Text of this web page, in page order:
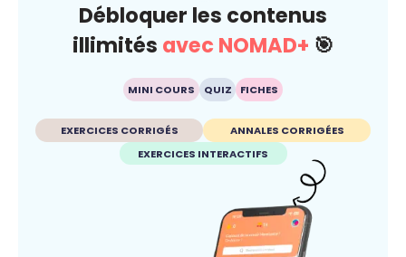
Débloquer les contenus
illimités avec NOMAD+ 🎯
MINI COURS QUIZ FICHES
EXERCICES CORRIGÉS
ANNALES CORRIGÉES
EXERCICES INTERACTIFS